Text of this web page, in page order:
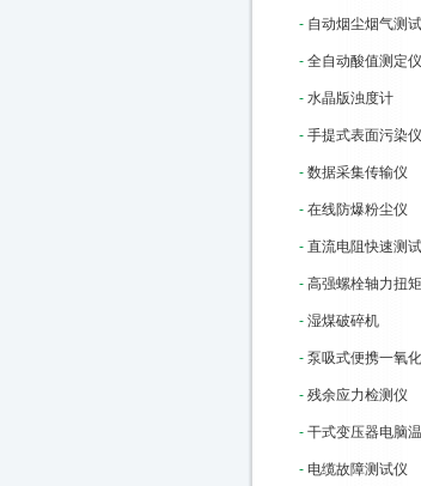
- 自动烟尘烟气测
- 全自动酸值测定仪
- 水晶版浊度计
- 手提式表面污染仪
- 数据采集传输仪
- 在线防爆粉尘仪
- 直流电阻快速测
- 高强螺栓轴力扭矩复合
- 湿煤破碎机
- 泵吸式便携一氧化碳
- 残余应力检测仪
- 干式变压器电脑
- 电缆故障测试仪